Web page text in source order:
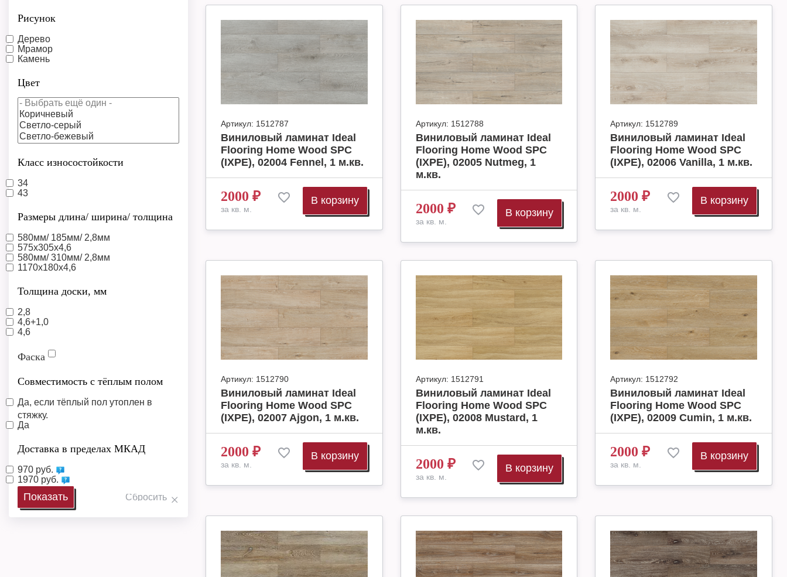
Рисунок
Дерево
Мрамор
Камень
Цвет
Класс износостойкости
34
43
Размеры длина/ ширина/ толщина
580мм/ 185мм/ 2,8мм
575х305х4,6
580мм/ 310мм/ 2,8мм
1170х180х4,6
Толщина доски, мм
2,8
4,6+1,0
4,6
Фаска
Совместимость с тёплым полом
Да, если тёплый пол утоплен в
стяжку.
Да
Доставка в пределах МКАД
970 руб.
1970 руб.
Артикул: 1512787
Виниловый ламинат Ideal
Flooring Home Wood SPC
(IXPE), 02004 Fennel, 1 м.кв.
2000 ₽
за кв. м.
В корзину
Артикул: 1512788
Виниловый ламинат Ideal
Flooring Home Wood SPC
(IXPE), 02005 Nutmeg, 1
м.кв.
2000 ₽
за кв. м.
В корзину
Артикул: 1512789
Виниловый ламинат Ideal
Flooring Home Wood SPC
(IXPE), 02006 Vanilla, 1 м.кв.
2000 ₽
за кв. м.
В корзину
Артикул: 1512790
Виниловый ламинат Ideal
Flooring Home Wood SPC
(IXPE), 02007 Ajgon, 1 м.кв.
2000 ₽
за кв. м.
В корзину
Артикул: 1512791
Виниловый ламинат Ideal
Flooring Home Wood SPC
(IXPE), 02008 Mustard, 1
м.кв.
2000 ₽
за кв. м.
В корзину
Артикул: 1512792
Виниловый ламинат Ideal
Flooring Home Wood SPC
(IXPE), 02009 Cumin, 1 м.кв.
2000 ₽
за кв. м.
В корзину